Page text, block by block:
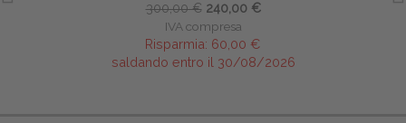
300,00 € 240,00 €
IVA compresa
Risparmia: 60,00 €
saldando entro il 30/08/2026